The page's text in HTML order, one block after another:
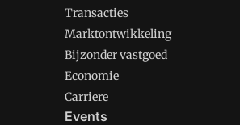
Transacties
Marktontwikkeling
Bijzonder vastgoed
Economie
Carriere
Events